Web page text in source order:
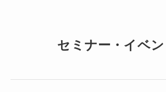
セミナー・イベ